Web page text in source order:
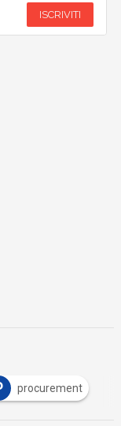
ISCRIVITI
procurement